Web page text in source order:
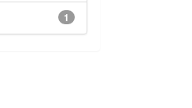
1